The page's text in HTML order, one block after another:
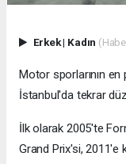
Erkek| Kadın
Motor sporlarının en
İstanbul'da tekrar
İlk olarak 2005'te
Grand Prix'si, 2011'e